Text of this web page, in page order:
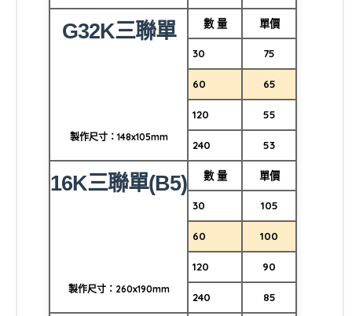
G32K三聯單
製作尺寸：148x105mm
數 量 單價
30 75
60 65
120 55
240 53
16K三聯單(B5)
製作尺寸：260x190mm
數 量 單價
30 105
60 100
120 90
240 85